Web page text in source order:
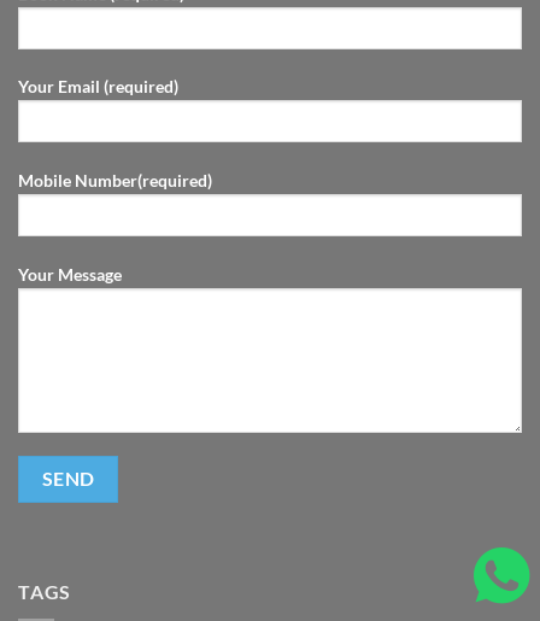
Your Email (required)
Mobile Number(required)
Your Message
TAGS